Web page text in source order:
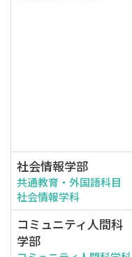
社会情報学部
共通教育・外国語科目
社会情報学科
コミュニティ人間科
学部